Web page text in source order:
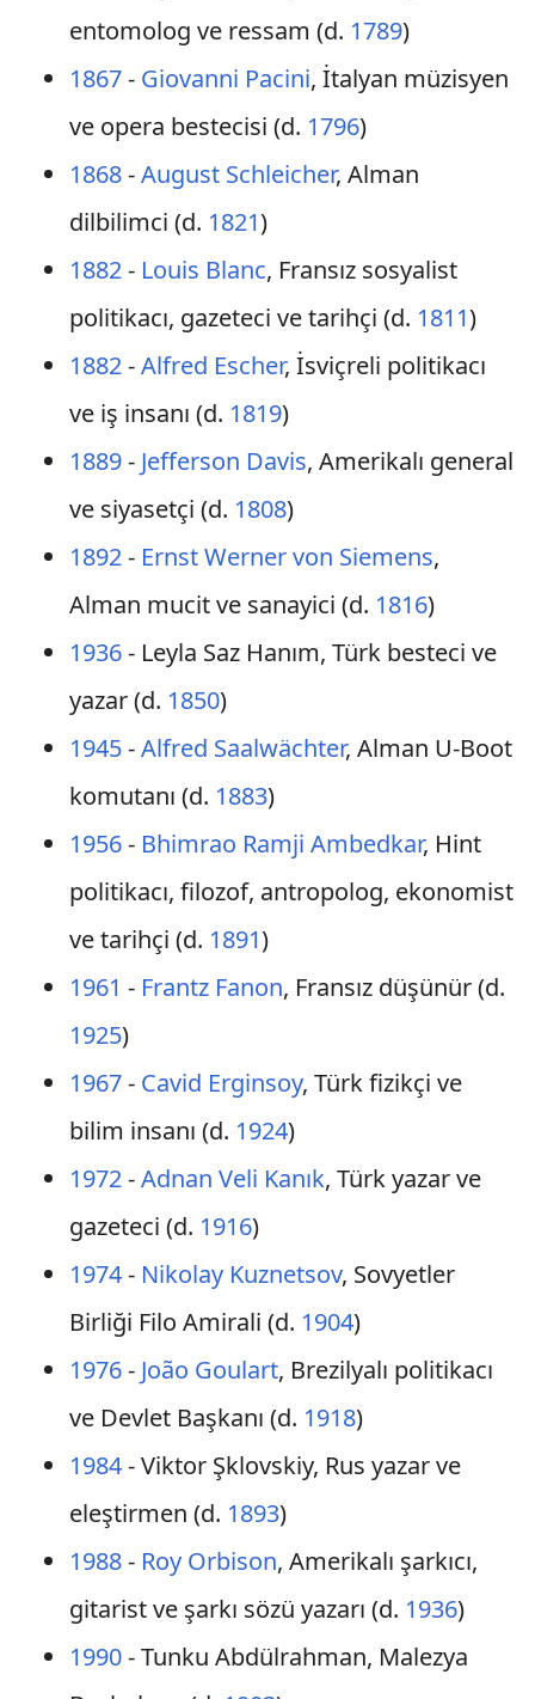
entomolog ve ressam (d. 1789)
1867- Giovanni Pacini, İtalyan müzisyen
ve opera bestecisi (d. 1796)
1868-August Schleicher, Alman
dilbilimci (d. 1821)
1882- Louis Blanc, Fransız sosyalist
politikacı, gazeteci ve tarihçi (d. 1811)
1882-Alfred Escher, İsviçreli politikacı
ve iş insanı (d. 1819)
1889- Jefferson Davis, Amerikalı general
ve siyasetçi (d. 1808)
1892- Ernst Werner von Siemens,
Alman mucit ve sanayici (d. 1816)
1936- Leyla Saz Hanım, Türk besteci ve
yazar (d. 1850)
1945-Alfred Saalwächter, Alman U-Boot
komutanı (d. 1883)
1956- Bhimrao Ramji Ambedkar, Hint
politikacı, filozof, antropolog, ekonomist
ve tarihçi (d. 1891)
1961 - Frantz Fanon, Fransız düşünür (d.
1925)
1967- Cavid Erginsoy, Türk fizikçi ve
bilim insanı (d. 1924)
1972-Adnan Veli Kanık, Türk yazar ve
gazeteci (d. 1916)
1974- Nikolay Kuznetsov, Sovyetler
Birliği Filo Amirali (d. 1904)
1976- João Goulart, Brezilyalı politikacı
ve Devlet Başkanı (d. 1918)
1984- Viktor Şklovskiy, Rus yazar ve
eleştirmen (d. 1893)
1988- Roy Orbison, Amerikalı şarkıcı,
gitarist ve şarkı sözü yazarı (d. 1936)
1990- Tunku Abdülrahman, Malezya